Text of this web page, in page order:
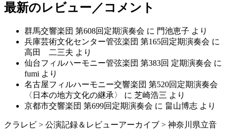
最新のレビュー／コメント
群馬交響楽団 第608回定期演奏会 に 門池恵子 より
兵庫芸術文化センター管弦楽団 第165回定期演奏会 に
高田 二三夫 より
仙台フィルハーモニー管弦楽団 第383回 定期演奏会 に
fumi より
名古屋フィルハーモニー交響楽団 第520回定期演奏会
〈日本の地方文化の継承〉
に 芝崎浩三 より
京都市交響楽団 第699回定期演奏会 に 畠山博志 より
クラレビ > 公演記録＆レビューアーカイブ > 神奈川県立音